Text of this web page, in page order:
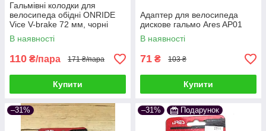
Гальмівні колодки для
велосипеда обідні ONRIDE
Vice V-brake 72 мм, чорні
(полібег)
В наявності
110 ₴/пара 171 ₴/пара
Купити
Адаптер для велосипеда
дискове гальмо Ares AP01
В наявності
71 ₴ 103 ₴
Купити
–31% –31% Подарунок